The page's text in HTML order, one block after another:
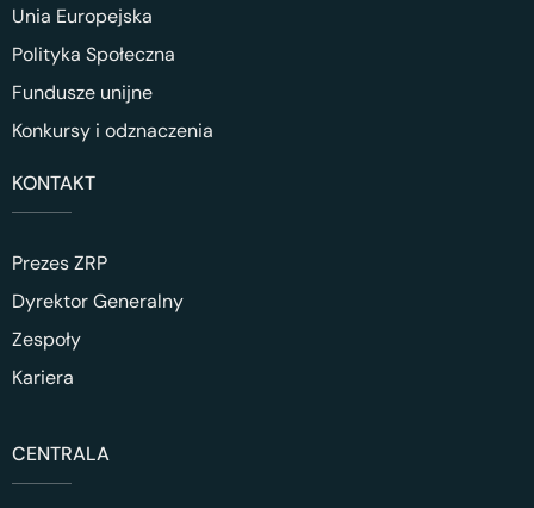
Unia Europejska
Polityka Społeczna
Fundusze unijne
Konkursy i odznaczenia
KONTAKT
Prezes ZRP
Dyrektor Generalny
Zespoły
Kariera
CENTRALA